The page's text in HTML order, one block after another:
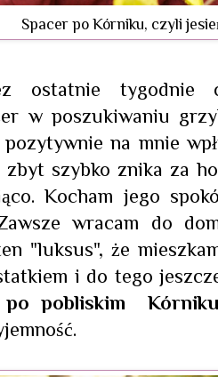
Spacer po Kórniku, czyli
ostatnie tygodnie
w poszukiwaniu
na mnie
zbyt szybko znika za
Kocham jego
wracam do
"luksus", że
i do tego
po pobliskim Kórniku